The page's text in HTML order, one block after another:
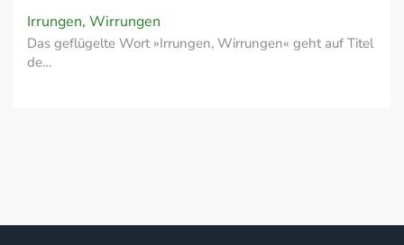
Irrungen, Wirrungen
Das geflügelte Wort »Irrungen, Wirrungen« geht auf Titel
de…